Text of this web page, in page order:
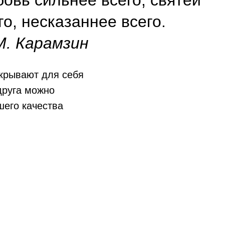
несказаннее всего.
Карамзин
для себя
можно
качества